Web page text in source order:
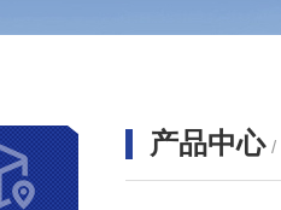
产品中心 /